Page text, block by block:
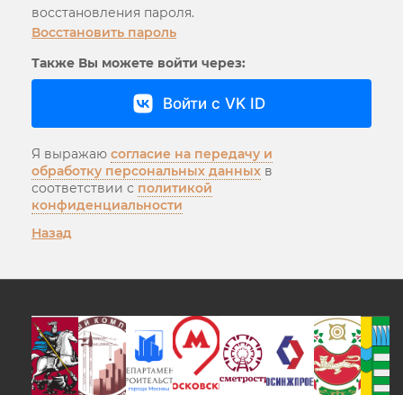
восстановления пароля.
Восстановить пароль
Также Вы можете войти через:
Войти с VK ID
Я выражаю согласие на передачу и
обработку персональных данных в
соответствии с политикой
конфиденциальности
Назад